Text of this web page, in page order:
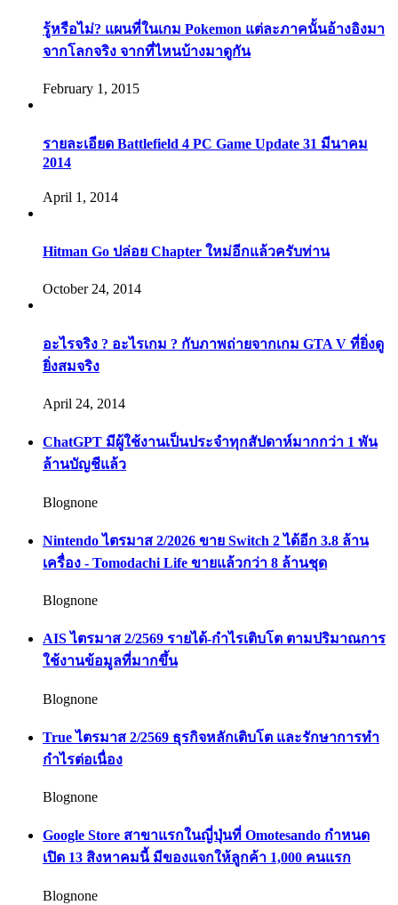
รู้หรือไม่? แผนที่ในเกม Pokemon แต่ละภาคนั้นอ้างอิงมา
จากโลกจริง จากที่ไหนบ้างมาดูกัน
February 1, 2015
รายละเอียด Battlefield 4 PC Game Update 31 มีนาคม
2014
April 1, 2014
Hitman Go ปล่อย Chapter ใหม่อีกแล้วครับท่าน
October 24, 2014
อะไรจริง ? อะไรเกม ? กับภาพถ่ายจากเกม GTA V ที่ยิ่งดู
ยิ่งสมจริง
April 24, 2014
ChatGPT มีผู้ใช้งานเป็นประจำทุกสัปดาห์มากกว่า 1 พัน
ล้านบัญชีแล้ว
Blognone
Nintendo ไตรมาส 2/2026 ขาย Switch 2 ได้อีก 3.8 ล้าน
เครื่อง - Tomodachi Life ขายแล้วกว่า 8 ล้านชุด
Blognone
AIS ไตรมาส 2/2569 รายได้-กำไรเติบโต ตามปริมาณการ
ใช้งานข้อมูลที่มากขึ้น
Blognone
True ไตรมาส 2/2569 ธุรกิจหลักเติบโต และรักษาการทำ
กำไรต่อเนื่อง
Blognone
Google Store สาขาแรกในญี่ปุ่นที่ Omotesando กำหนด
เปิด 13 สิงหาคมนี้ มีของแจกให้ลูกค้า 1,000 คนแรก
Blognone